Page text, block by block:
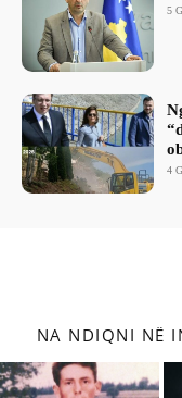
5
4
NA NDIQNI NË